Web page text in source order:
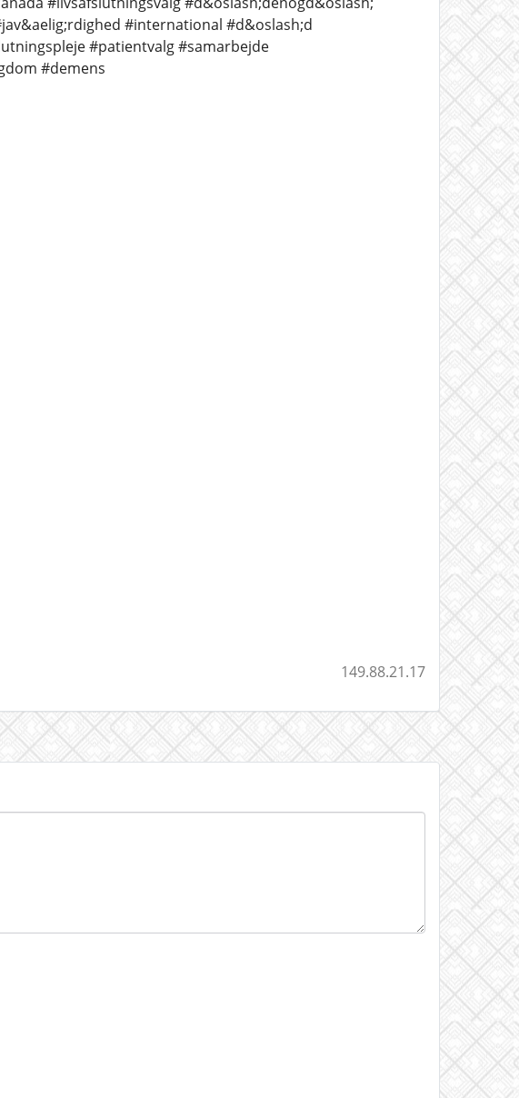
#international #d&oslash;d
#patientvalg #samarbejde
#demens
149.88.21.17